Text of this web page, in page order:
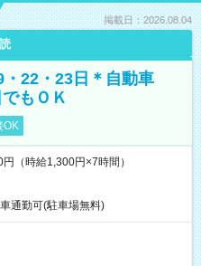
掲載日：2026.08.04
・22・23日＊自動車
もＯＫ
OK
（時給1,300円×7時間）
通勤可(駐車場無料)